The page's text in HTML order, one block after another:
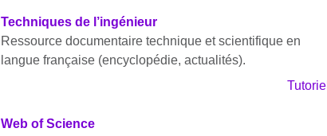
Techniques de l’ingénieur
Ressource documentaire technique et scientifique en
langue française (encyclopédie, actualités).
Tutoriel
Web of Science